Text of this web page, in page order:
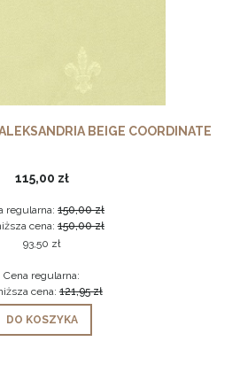
BEIGE COORDINATE
115,00 zł
regularna: 150,00 zł
cena:150,00 zł
93,50 zł
Cena regularna:
cena:121,95 zł
DO KOSZYKA